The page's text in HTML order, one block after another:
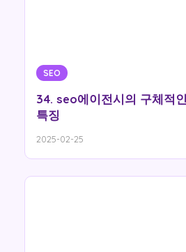
SEO
34. seo에이전시의 구체적
특징
2025-02-25